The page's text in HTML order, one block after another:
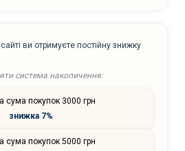
ви отримуєте постійну знижку
система накопичення:
сума покупок 3000 грн
знижка 7%
сума покупок 5000 грн